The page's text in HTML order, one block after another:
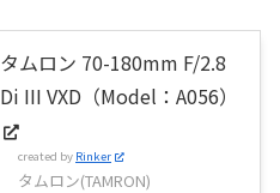
タムロン 70-180mm F/2.8
Di III VXD（Model：A056）
created by Rinker
タムロン(TAMRON)